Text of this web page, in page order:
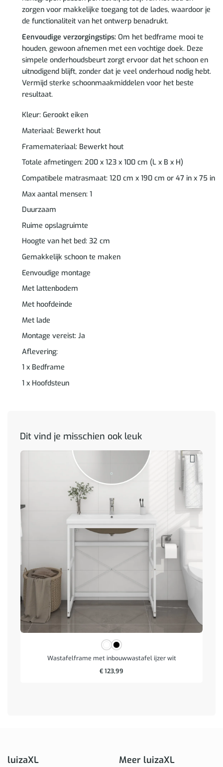
zorgen voor makkelijke toegang tot de lades, waardoor je
de functionaliteit van het ontwerp benadrukt.
Eenvoudige verzorgingstips:Om het bedframe mooi te
houden, gewoon afnemen met een vochtige doek. Deze
simpele onderhoudsbeurt zorgt ervoor dat het schoon en
uitnodigend blijft, zonder dat je veel onderhoud nodig hebt.
Vermijd sterke schoonmaakmiddelen voor het beste
resultaat.
Kleur: Gerookt eiken
Materiaal: Bewerkt hout
Framemateriaal: Bewerkt hout
Totale afmetingen: 200 x 123 x 100 cm (L x B x H)
Compatibele matrasmaat: 120 cm x 190 cm or 47 in x 75 in
Max aantal mensen: 1
Duurzaam
Ruime opslagruimte
Hoogte van het bed: 32 cm
Gemakkelijk schoon te maken
Eenvoudige montage
Met lattenbodem
Met hoofdeinde
Met lade
Montage vereist: Ja
Aflevering:
1 x Bedframe
1 x Hoofdsteun
Dit vind je misschien ook leuk
Wastafelframe met inbouwwastafel ijzer wit
€123,99
luizaXL Meer luizaXL